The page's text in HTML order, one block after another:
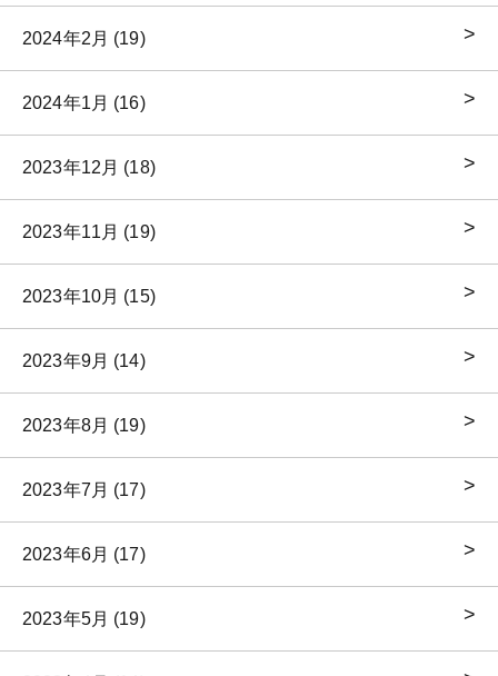
2024年2月 (19)
2024年1月 (16)
2023年12月 (18)
2023年11月 (19)
2023年10月 (15)
2023年9月 (14)
2023年8月 (19)
2023年7月 (17)
2023年6月 (17)
2023年5月 (19)